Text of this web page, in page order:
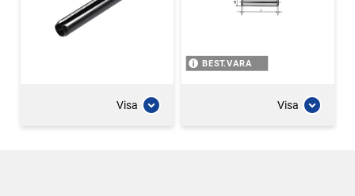
Visa
BEST.VARA
Visa